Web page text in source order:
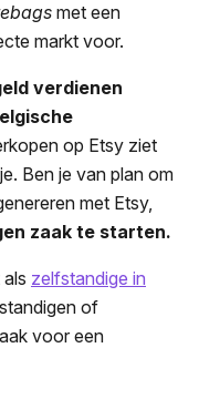
met een
markt voor.
verdienen
op Etsy ziet
Ben je van plan om
met Etsy,
zaak te starten.
zelfstandige in
of
voor een